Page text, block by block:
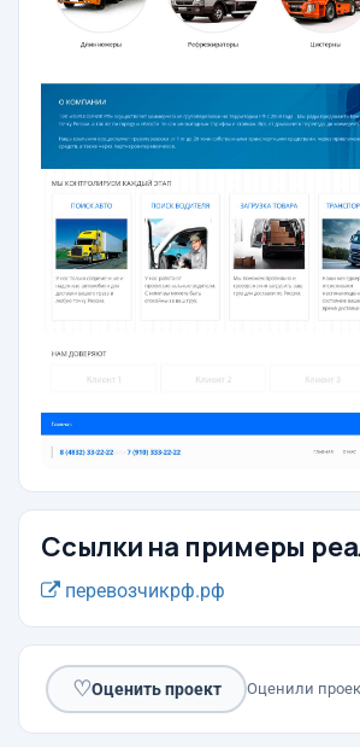
Ссылки на примеры
перевозчикрф.рф
♡Оценить проект Оценили